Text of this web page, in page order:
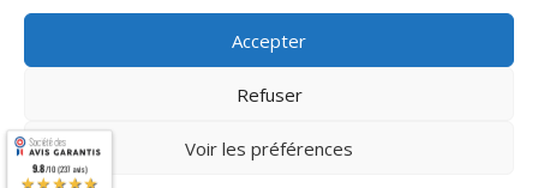
Accepter
Refuser
Voir les préférences
9.8/10 (237 avis)
★★★★★